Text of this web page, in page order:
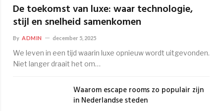
De toekomst van luxe: waar technologie,
stijl en snelheid samenkomen
By ADMIN december 5, 2025
We leven in een tijd waarin luxe opnieuw wordt uitgevonden.
Niet langer draait het om…
Waarom escape rooms zo populair zijn
in Nederlandse steden